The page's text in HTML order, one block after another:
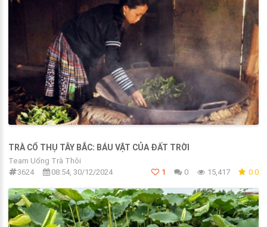
TRÀ CỔ THỤ TÂY BẮC: BÁU VẬT CỦA ĐẤT TRỜI
Team Uống Trà Thôi
3624
08:54, 30/12/2024 1 0 15,417 0.0